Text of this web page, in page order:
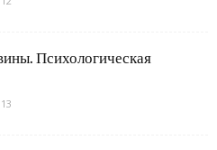
Психологическая